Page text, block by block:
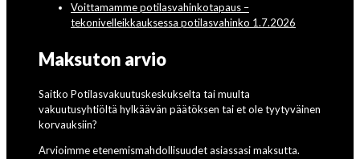
Voittamamme potilasvahinkotapaus –
tekonivelleikkauksessa potilasvahinko 1.7.2026
Maksuton arvio
Saitko Potilasvakuutuskeskukselta tai muulta
vakuutusyhtiöltä hylkäävän päätöksen tai et ole tyytyväinen
korvauksiin?
Arvioimme etenemismahdollisuudet asiassasi maksutta.